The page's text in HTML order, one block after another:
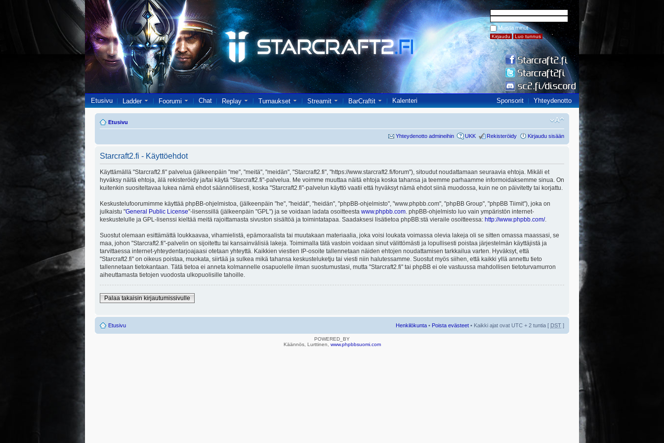
Muista minut
Etusivu Ladder Foorumi Chat Replay Turnaukset Streamit BarCraftit Kalenteri Sponsorit Yhteydenotto
Etusivu
Yhteydenotto admineihin UKK Rekisteröidy Kirjaudu sisään
Starcraft2.fi - Käyttöehdot
Käyttämällä "Starcraft2.fi" palvelua (jälkeenpäin "me", "meitä", "meidän", "Starcraft2.fi", "https://www.starcraft2.fi/forum"), sitoudut noudattamaan seuraavia ehtoja. Mikäli et
hyväksy näitä ehtoja, älä rekisteröidy ja/tai käytä "Starcraft2.fi"-palvelua. Me voimme muuttaa näitä ehtoja koska tahansa ja teemme parhaamme informoidaksemme sinua. On
kuitenkin suositeltavaa lukea nämä ehdot säännöllisesti, koska "Starcraft2.fi"-palvelun käyttö vaatii että hyväksyt nämä ehdot siinä muodossa, kuin ne on päivitetty tai korjattu.
Keskustelufoorumimme käyttää phpBB-ohjelmistoa, (jälkeenpäin "he", "heidät", "heidän", "phpBB-ohjelmisto", "www.phpbb.com", "phpBB Group", "phpBB Tiimit"), joka on
julkaistu "General Public License"-lisenssillä (jälkeenpäin "GPL") ja se voidaan ladata osoitteesta www.phpbb.com. phpBB-ohjelmisto luo vain ympäristön internet-
keskustelulle ja GPL-lisenssi kieltää meitä rajoittamasta sivuston sisältöä ja toimintatapaa. Saadaksesi lisätietoa phpBB:stä vieraile osoitteessa: http://www.phpbb.com/.
Suostut olemaan esittämättä loukkaavaa, vihamielistä, epämoraalista tai muutakaan materiaalia, joka voisi loukata voimassa olevia lakeja oli se sitten omassa maassasi, se
maa, johon "Starcraft2.fi"-palvelin on sijoitettu tai kansainvälisiä lakeja. Toimimalla tätä vastoin voidaan sinut välittömästi ja lopullisesti poistaa järjestelmän käyttäjistä ja
tarvittaessa internet-yhteydentarjoajaasi otetaan yhteyttä. Kaikkien viestien IP-osoite tallennetaan näiden ehtojen noudattamisen tarkkailua varten. Hyväksyt, että
"Starcraft2.fi" on oikeus poistaa, muokata, siirtää ja sulkea mikä tahansa keskusteluketju tai viesti niin halutessamme. Suostut myös siihen, että kaikki yllä annettu tieto
tallennetaan tietokantaan. Tätä tietoa ei anneta kolmannelle osapuolelle ilman suostumustasi, mutta "Starcraft2.fi" tai phpBB ei ole vastuussa mahdollisen tietoturvamurron
aiheuttamasta tietojen vuodosta ulkopuolisille tahoille.
Palaa takaisin kirjautumissivulle
Etusivu Henkilökunta • Poista evästeet • Kaikki ajat ovat UTC + 2 tuntia [ DST ]
POWERED_BY
Käännös, Lurttinen, www.phpbbsuomi.com